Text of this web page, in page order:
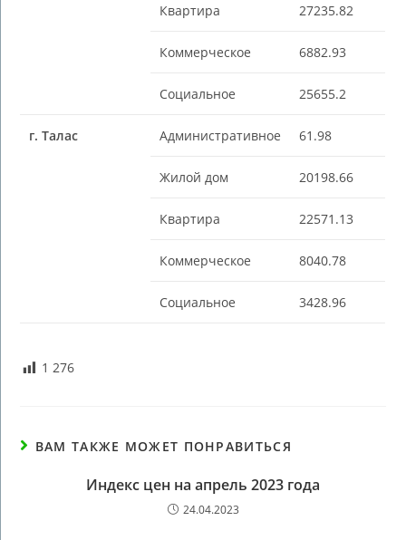
Квартира 27235.82
Коммерческое 6882.93
Социальное 25655.2
г. Талас Административное 61.98
Жилой дом 20198.66
Квартира 22571.13
Коммерческое 8040.78
Социальное 3428.96
1 276
ВАМ ТАКЖЕ МОЖЕТ ПОНРАВИТЬСЯ
Индекс цен на апрель 2023 года
24.04.2023